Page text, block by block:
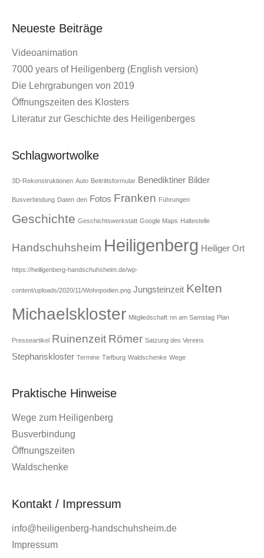
Neueste Beiträge
Videoanimation
7000 years of Heiligenberg (English version)
Die Lehrgrabungen von 2019
Öffnungszeiten des Klosters
Literatur zur Geschichte des Heiligenberges
Schlagwortwolke
3D-Rekonstruktionen Auto Beitrittsformular Benediktiner Bilder
Busverbindung Daten den Fotos Franken Führungen
Geschichte Geschichtswerkstatt Google Maps Haltestelle
Handschuhsheim Heiligenberg Heiliger Ort
https://heiligenberg-handschuhsheim.de/wp-
content/uploads/2020/11/Wohnpodien.png Jungsteinzeit Kelten
Michaelskloster Mitgliedschaft nn am Samstag Plan
Presseartikel Ruinenzeit Römer Satzung des Vereins
Stephanskloster Termine Tiefburg Waldschenke Wege
Praktische Hinweise
Wege zum Heiligenberg
Busverbindung
Öffnungszeiten
Waldschenke
Kontakt / Impressum
info@heiligenberg-handschuhsheim.de
Impressum